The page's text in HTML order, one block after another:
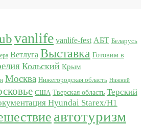
vanlife vanlife-fest АБТ Беларусь
Ветлуга Выставка Готовим в
Кольский Крым
Москва Нижегородская область Нижний
США Тверская область Терский
Hyundai Starex/H1
автотуризм